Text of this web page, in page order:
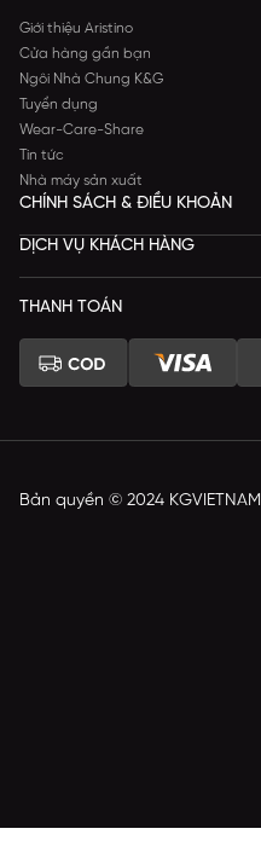
Giới thiệu Aristino
Cửa hàng gần bạn
Ngôi Nhà Chung K&G
Tuyển dụng
Wear-Care-Share
Tin tức
Nhà máy sản xuất
CHÍNH SÁCH & ĐIỀU KHOẢN
DỊCH VỤ KHÁCH HÀNG
THANH TOÁN
Bản quyền © 2024 KGVIETNAM